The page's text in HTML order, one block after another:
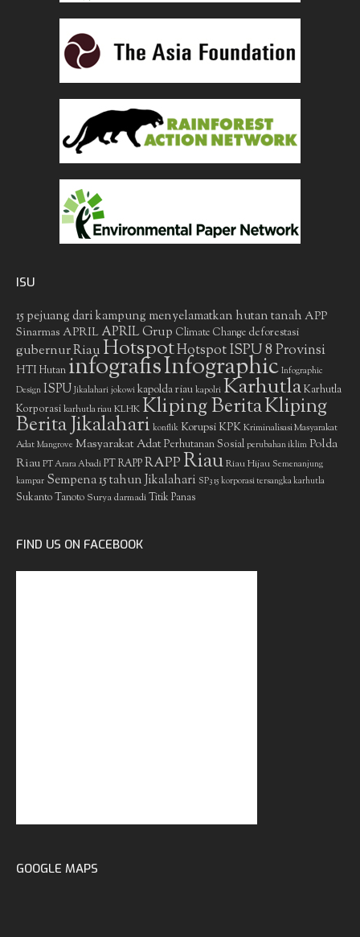
ISU
15 pejuang dari kampung menyelamatkan hutan tanah APP
Sinarmas APRIL APRIL Grup Climate Change deforestasi
gubernur RiauHotspotHotspot ISPU 8 Provinsi
HTIHutan infografisInfographic Infographic
Design ISPU Jikalahari jokowi kapolda riau kapolri KarhutlaKarhutla
Korporasikarhutla riauKLHKKliping BeritaKliping
Berita Jikalahari konflik Korupsi KPKKriminalisasi Masyarakat
Adat Mangrove Masyarakat AdatPerhutanan Sosial perubahan iklim Polda
Riau PT Arara Abadi PT RAPPRAPPRiauRiau Hijau Semenanjung
kampar Sempena 15 tahun Jikalahari SP3 15 korporasi tersangka karhutla
Sukanto Tanoto Surya darmadiTitik Panas
FIND US ON FACEBOOK
GOOGLE MAPS